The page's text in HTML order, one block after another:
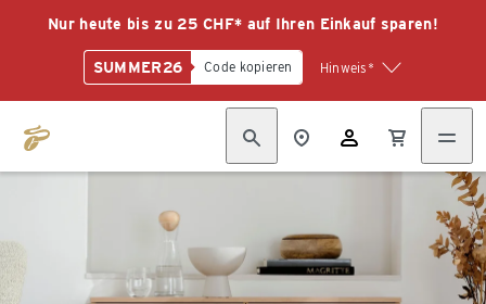
Nur heute bis zu 25 CHF* auf Ihren Einkauf sparen!
SUMMER26 Code kopieren Hinweis*